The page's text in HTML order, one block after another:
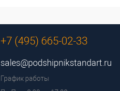
+7 (495) 665-02-33
sales@podshipnikstandart.ru
График работы